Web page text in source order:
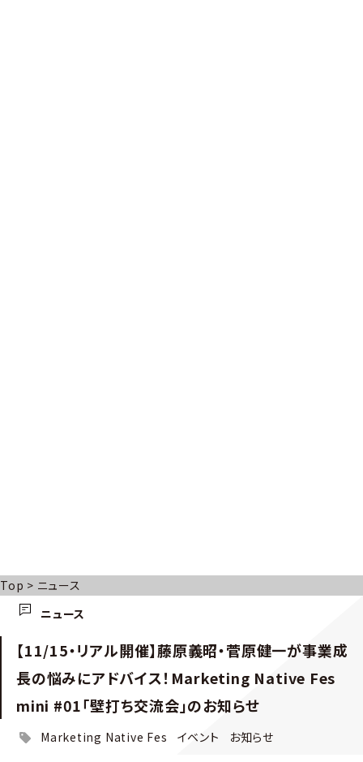
Top > ニュース
ニュース
【11/15・リアル開催】藤原義昭・菅原健一が事業成
長の悩みにアドバイス！Marketing Native Fes
mini #01「壁打ち交流会」のお知らせ
Marketing Native Fes イベント お知らせ